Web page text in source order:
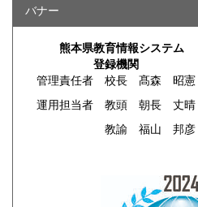
バナー
熊本県教育情報システム
登録機関
管理責任者 校長 髙森 昭憲
運用担当者 教頭 朝長 丈晴
教諭 福山 邦彦